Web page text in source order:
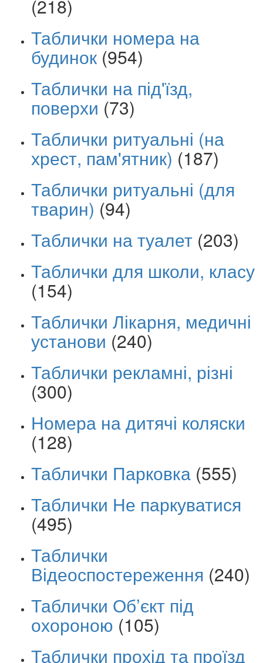
(218)
Таблички номера на
будинок (954)
Таблички на під'їзд,
поверхи (73)
Таблички ритуальні (на
хрест, пам'ятник) (187)
Таблички ритуальні (для
тварин) (94)
Таблички на туалет (203)
Таблички для школи, класу
(154)
Таблички Лікарня, медичні
установи (240)
Таблички рекламні, різні
(300)
Номера на дитячі коляски
(128)
Таблички Парковка (555)
Таблички Не паркуватися
(495)
Таблички
Відеоспостереження (240)
Таблички Об’єкт під
охороною (105)
Таблички прохід та проїзд